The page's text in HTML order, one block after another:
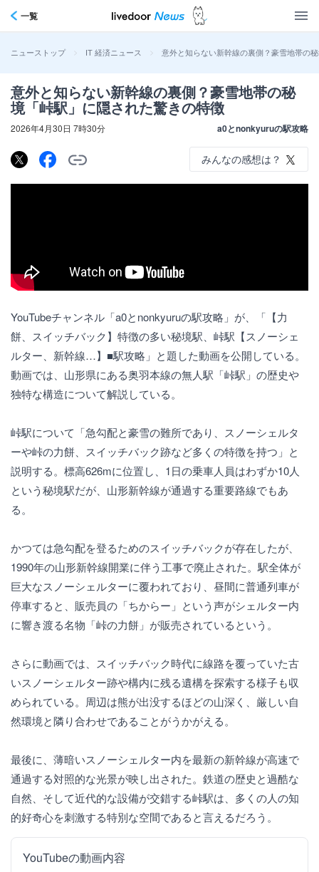
一覧
ニューストップ > IT 経済ニュース > 意外と知らない新幹線の裏側？豪雪地帯の
意外と知らない新幹線の裏側？豪雪地帯の秘
境「峠駅」に隠された驚きの特徴
2026年4月30日 7時30分 a0とnonkyuruの駅攻略
みんなの感想は？
YouTubeチャンネル「a0とnonkyuruの駅攻略」が、「【力
餅、スイッチバック】特徴の多い秘境駅、峠駅【スノーシェ
ルター、新幹線…】■駅攻略」と題した動画を公開している。
動画では、山形県にある奥羽本線の無人駅「峠駅」の歴史や
独特な構造について解説している。
峠駅について「急勾配と豪雪の難所であり、スノーシェルタ
ーや峠の力餅、スイッチバック跡など多くの特徴を持つ」と
説明する。標高626mに位置し、1日の乗車人員はわずか10人
という秘境駅だが、山形新幹線が通過する重要路線でもあ
る。
かつては急勾配を登るためのスイッチバックが存在したが、
1990年の山形新幹線開業に伴う工事で廃止された。駅全体が
巨大なスノーシェルターに覆われており、昼間に普通列車が
停車すると、販売員の「ちからー」という声がシェルター内
に響き渡る名物「峠の力餅」が販売されているという。
さらに動画では、スイッチバック時代に線路を覆っていた古
いスノーシェルター跡や構内に残る遺構を探索する様子も収
められている。周辺は熊が出没するほどの山深く、厳しい自
然環境と隣り合わせであることがうかがえる。
最後に、薄暗いスノーシェルター内を最新の新幹線が高速で
通過する対照的な光景が映し出された。鉄道の歴史と過酷な
自然、そして近代的な設備が交錯する峠駅は、多くの人の知
的好奇心を刺激する特別な空間であると言えるだろう。
YouTubeの動画内容